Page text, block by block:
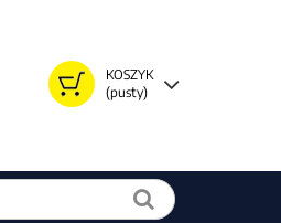
KOSZYK
(pusty)